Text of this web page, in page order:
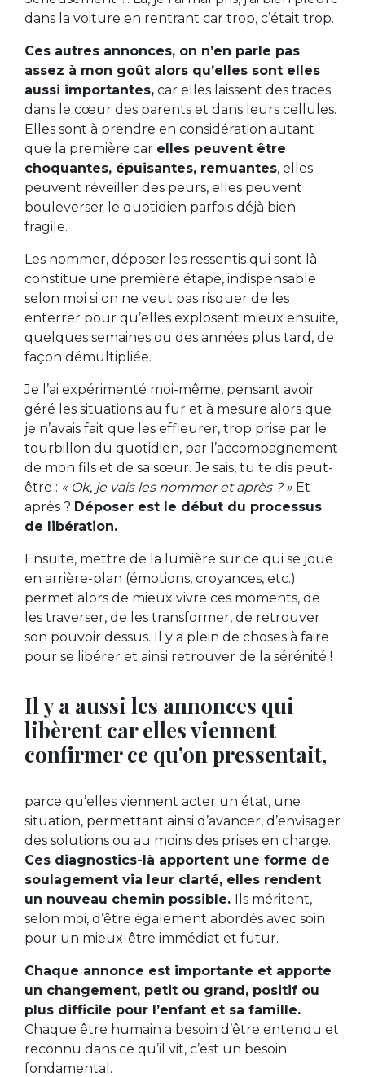
dans la voiture en rentrant car trop, c’était trop.
Ces autres annonces, on n’en parle pas
assez à mon goût alors qu’elles sont elles
aussi importantes, car elles laissent des traces
dans le cœur des parents et dans leurs cellules.
Elles sont à prendre en considération autant
que la première car elles peuvent être
choquantes, épuisantes, remuantes, elles
peuvent réveiller des peurs, elles peuvent
bouleverser le quotidien parfois déjà bien
fragile.
Les nommer, déposer les ressentis qui sont là
constitue une première étape, indispensable
selon moi si on ne veut pas risquer de les
enterrer pour qu’elles explosent mieux ensuite,
quelques semaines ou des années plus tard, de
façon démultipliée.
Je l’ai expérimenté moi-même, pensant avoir
géré les situations au fur et à mesure alors que
je n’avais fait que les effleurer, trop prise par le
tourbillon du quotidien, par l’accompagnement
de mon fils et de sa sœur. Je sais, tu te dis peut-
être : « Ok, je vais les nommer et après ? » Et
après ? Déposer est le début du processus
de libération.
Ensuite, mettre de la lumière sur ce qui se joue
en arrière-plan (émotions, croyances, etc.)
permet alors de mieux vivre ces moments, de
les traverser, de les transformer, de retrouver
son pouvoir dessus. Il y a plein de choses à faire
pour se libérer et ainsi retrouver de la sérénité !
Il y a aussi les annonces qui
libèrent car elles viennent
confirmer ce qu’on pressentait,
parce qu’elles viennent acter un état, une
situation, permettant ainsi d’avancer, d’envisager
des solutions ou au moins des prises en charge.
Ces diagnostics-là apportent une forme de
soulagement via leur clarté, elles rendent
un nouveau chemin possible. Ils méritent,
selon moi, d’être également abordés avec soin
pour un mieux-être immédiat et futur.
Chaque annonce est importante et apporte
un changement, petit ou grand, positif ou
plus difficile pour l’enfant et sa famille.
Chaque être humain a besoin d’être entendu et
reconnu dans ce qu’il vit, c’est un besoin
fondamental.